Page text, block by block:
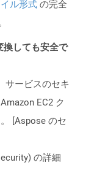
ル形式 の完全
換しても安全で
サービスのセキ
EC2 ク
[Aspose のセ
の詳細